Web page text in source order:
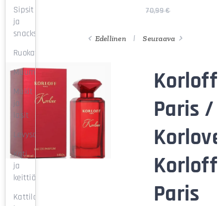
Sipsit
ja
snacksit
Ruokatuotteet
Muumimukit
Mukit
ja
lasit
Levysoittimet
Koti
ja
keittiö
Kattilat
70,99€
Edellinen Seuraava
Korloff
Paris /
Korloff
Paris